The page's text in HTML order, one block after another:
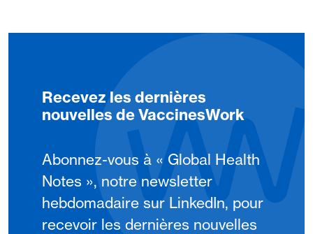
Recevez les dernières
nouvelles de VaccinesWork
Abonnez-vous à « Global Health
Notes », notre newsletter
hebdomadaire sur LinkedIn, pour
recevoir les dernières nouvelles